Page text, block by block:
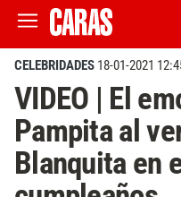
CELEBRIDADES 18-01-2021
VIDEO | El
Pampita al
Blanquita en